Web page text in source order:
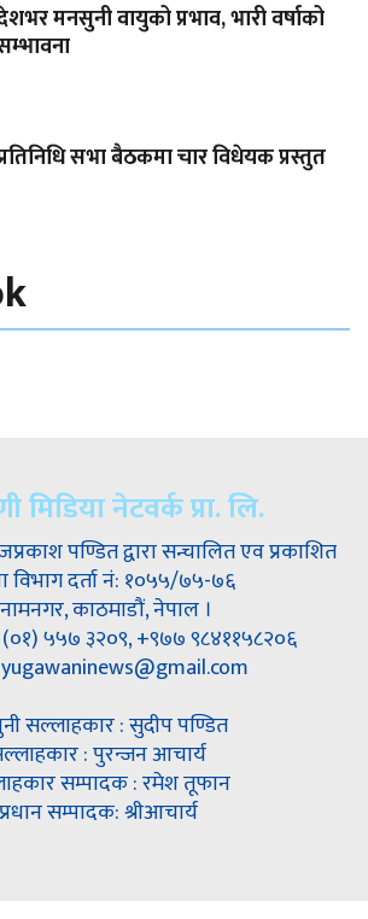
मनसुनी वायुको प्रभाव, भारी वर्षाको
सभा बैठकमा चार विधेयक प्रस्तुत
मिडिया नेटवर्क प्रा. लि.
पण्डित द्वारा सन्चालित एव प्रकाशित
विभाग दर्ता नं: १०५५/७५-७६
काठमाडौं, नेपाल ।
५५७ ३२०९, +९७७ ९८४११५८२०६
सल्लाहकार : सुदीप पण्डित
: पुरन्जन आचार्य
सम्पादक : रमेश तूफान
प्रधान सम्पादक: श्रीआचार्य